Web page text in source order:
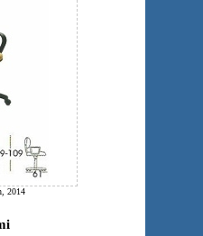
2014